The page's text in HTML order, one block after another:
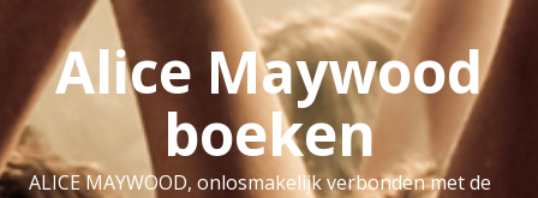
Alice Maywood
boeken
ALICE MAYWOOD, onlosmakelijk verbonden met de